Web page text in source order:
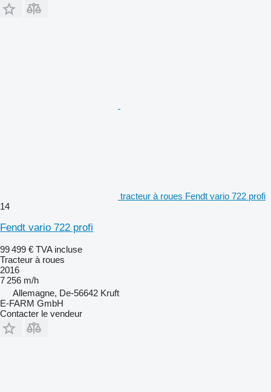
tracteur à roues Fendt vario 722 profi
14
Fendt vario 722 profi
99 499 € TVA incluse
Tracteur à roues
2016
7 256 m/h
Allemagne, De-56642 Kruft
E-FARM GmbH
Contacter le vendeur